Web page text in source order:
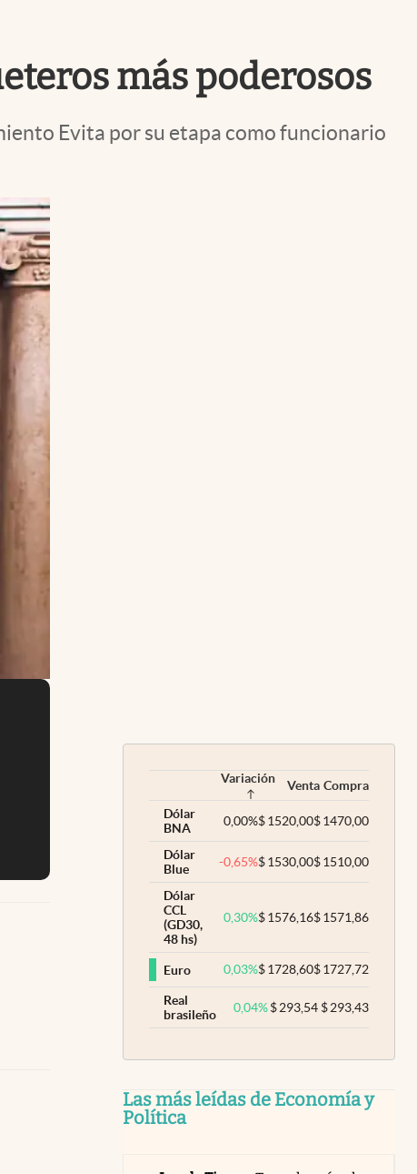
más poderosos
Evita por su etapa como funcionario
Variación Venta Compra
Dólar
BNA
0,00%$1520,00$1470,00
Dólar
Blue
-0,65%$1530,00$1510,00
Dólar
CCL
(GD30,
48 hs)
0,30%$1576,16$1571,86
Euro 0,03%$1728,60$1727,72
Real
brasileño
0,04% $293,54 $293,43
Las más leídas de Economía y
Política